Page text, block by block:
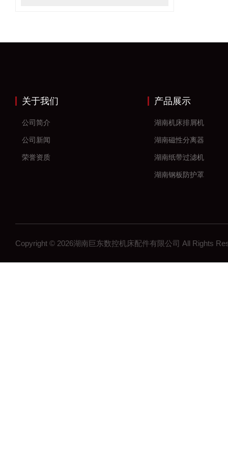
关于我们
公司简介
公司新闻
荣誉资质
产品展示
湖南机床排屑机
湖南磁性分离器
湖南纸带过滤机
湖南钢板防护罩
湖南塑料拖链
湖南钢制拖链
湖南机床工作灯
Copyright © 2026湖南巨东数控机床配件有限公司 All Rights